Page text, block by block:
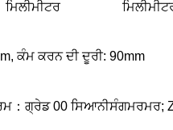
ਮਿਲੀਮੀਟਰ
ਕੰਮ ਕਰਨ ਦੀ ਦੂਰੀ: 90mm
： ਗ੍ਰੇਡ 00 ਸਿਆਨੀਸੰਗਮਰਮਰ;